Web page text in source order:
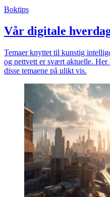
Boktips
Vår digitale
Temaer knyttet til kunstig
og nettvett er svært aktuelle. Her
disse temaene på ulikt vis.